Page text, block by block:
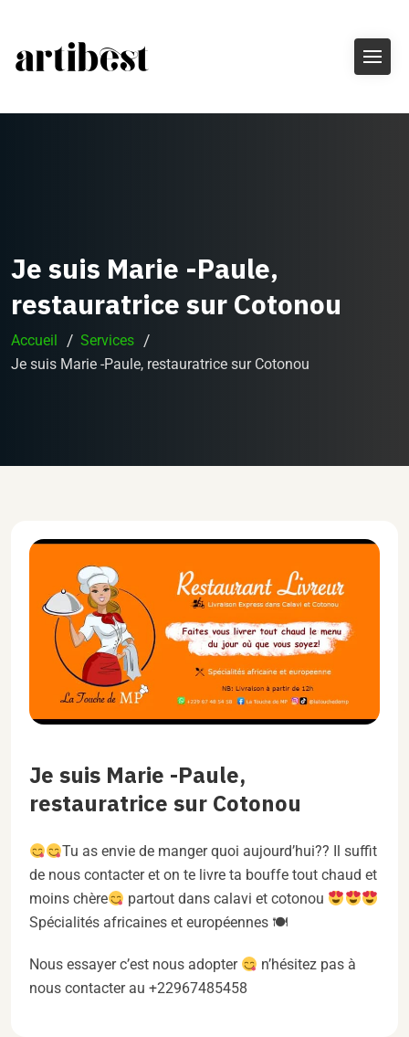
Je suis Marie -Paule,
restauratrice sur Cotonou
Accueil
Services
Je suis Marie -Paule, restauratrice sur Cotonou
Je suis Marie -Paule,
restauratrice sur Cotonou
Tu as envie de manger quoi aujourd’hui?? Il suffit
de nous contacter et on te livre ta bouffe tout chaud et
moins chère
partout dans calavi et cotonou
Spécialités africaines et européennes 🍽
Nous essayer c’est nous adopter
n’hésitez pas à
nous contacter au +22967485458